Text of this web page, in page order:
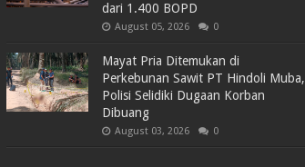
dari 1.400 BOPD
August 05, 2026 0
Mayat Pria Ditemukan di
Perkebunan Sawit PT Hindoli Muba,
Polisi Selidiki Dugaan Korban
Dibuang
August 03, 2026 0